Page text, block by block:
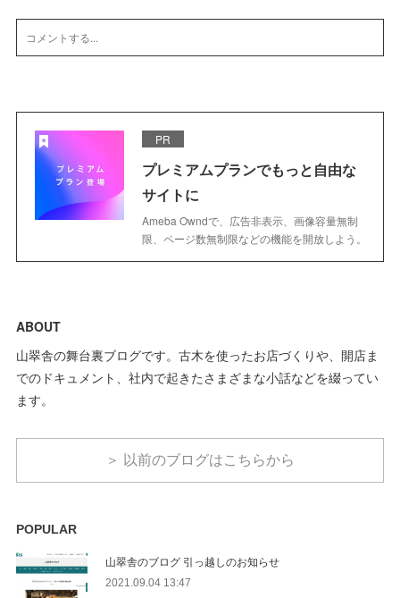
PR
プレミアムプランでもっと自由な
サイトに
Ameba Owndで、広告非表示、画像容量無制
限、ページ数無制限などの機能を開放しよう。
ABOUT
山翠舎の舞台裏ブログです。古木を使ったお店づくりや、開店ま
でのドキュメント、社内で起きたさまざまな小話などを綴ってい
ます。
＞ 以前のブログはこちらから
POPULAR
山翠舎のブログ 引っ越しのお知らせ
2021.09.04 13:47